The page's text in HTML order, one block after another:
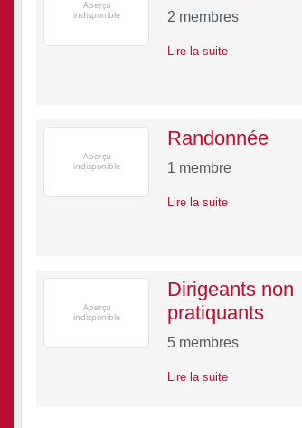
2 membres
Lire la suite
Randonnée
1 membre
Lire la suite
Dirigeants non
pratiquants
5membres
Lire la suite